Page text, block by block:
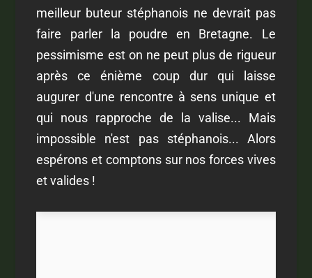
meilleur buteur stéphanois ne devrait pas
faire parler la poudre en Bretagne. Le
pessimisme est on ne peut plus de rigueur
après ce énième coup dur qui laisse
augurer d'une rencontre à sens unique et
qui nous rapproche de la valise... Mais
impossible n'est pas stéphanois... Alors
espérons et comptons sur nos forces vives
et valides !